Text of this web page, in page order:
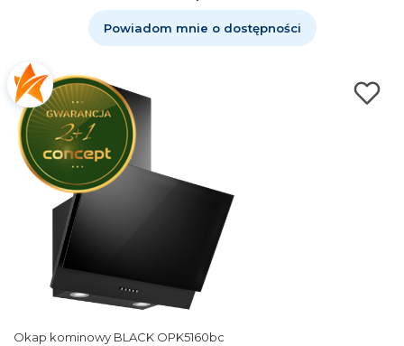
Powiadom mnie o dostępności
Okap kominowy BLACK OPK5160bc